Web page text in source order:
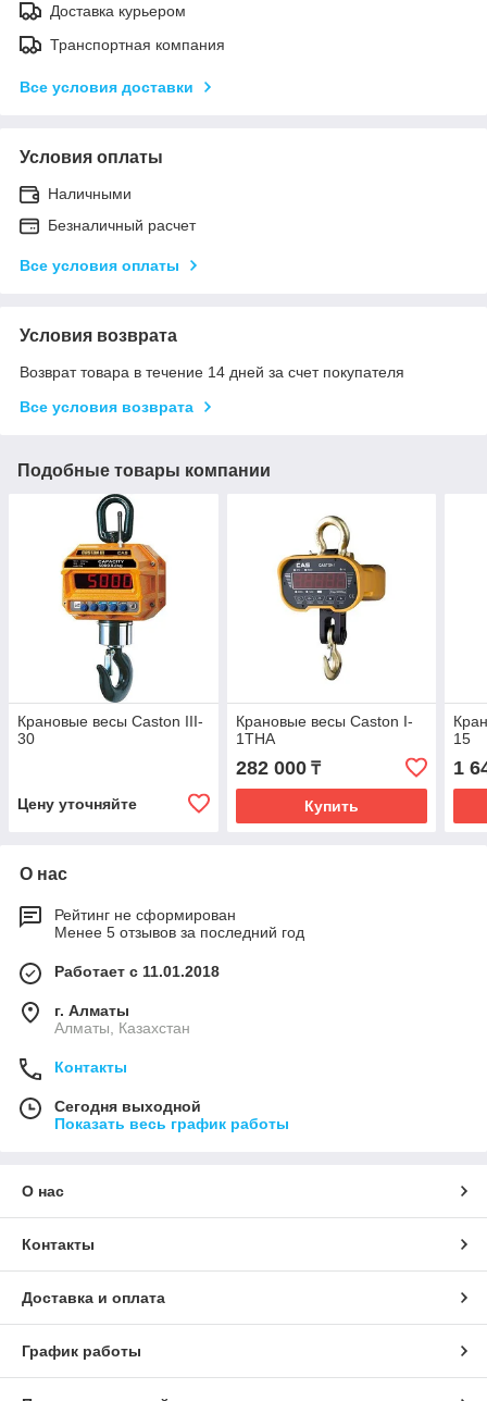
Доставка курьером
Транспортная компания
Все условия доставки
Условия оплаты
Наличными
Безналичный расчет
Все условия оплаты
Условия возврата
Возврат товара в течение 14 дней за счет покупателя
Все условия возврата
Подобные товары компании
Крановые весы Caston III-
30
Цену уточняйте
Крановые весы Caston I-
1THA
282 000₸
Купить
15
1
О нас
Рейтинг не сформирован
Менее 5 отзывов за последний год
Работает с 11.01.2018
г. Алматы
Алматы, Казахстан
Контакты
Сегодня выходной
Показать весь график работы
О нас
Контакты
Доставка и оплата
График работы